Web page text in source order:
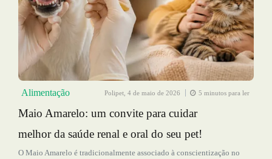
Alimentação Polipet, 4 de maio de 2026 5 minutos para ler
Maio Amarelo: um convite para cuidar
melhor da saúde renal e oral do seu pet!
O Maio Amarelo é tradicionalmente associado à conscientização no